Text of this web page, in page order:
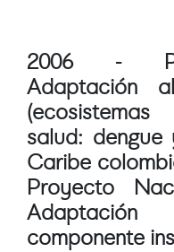
2006 -
Adaptación
salud:
Caribe
Proyecto
componente